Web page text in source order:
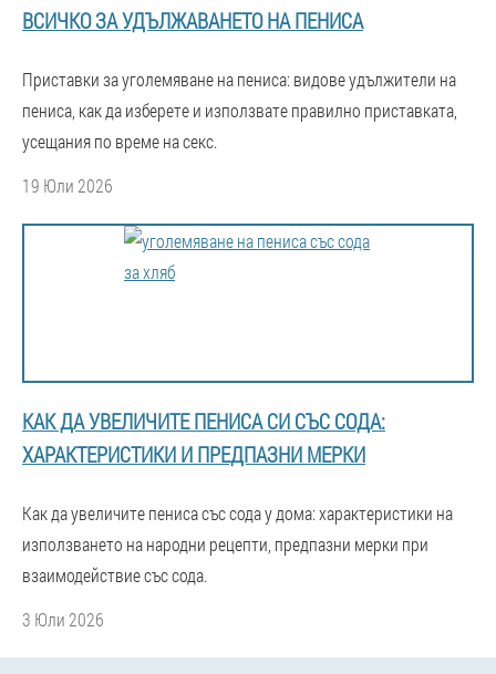
ВСИЧКО ЗА УДЪЛЖАВАНЕТО НА ПЕНИСА
Приставки за уголемяване на пениса: видове удължители на
пениса, как да изберете и използвате правилно приставката,
усещания по време на секс.
19 Юли 2026
КАК ДА УВЕЛИЧИТЕ ПЕНИСА СИ СЪС СОДА:
ХАРАКТЕРИСТИКИ И ПРЕДПАЗНИ МЕРКИ
Как да увеличите пениса със сода у дома: характеристики на
използването на народни рецепти, предпазни мерки при
взаимодействие със сода.
3 Юли 2026